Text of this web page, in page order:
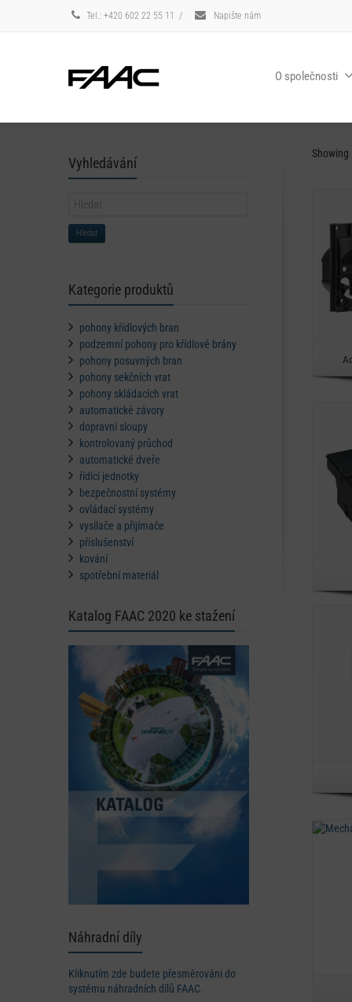
Tel.: +420 602 22 55 11 / Napište nám
O společnosti
Vyhledávání
Hledat
Kategorie produktů
pohony křídlových bran
podzemní pohony pro křídlové brány
pohony posuvných bran
pohony sekčních vrat
pohony skládacích vrat
automatické závory
dopravní sloupy
kontrolovaný průchod
automatické dveře
řídící jednotky
bezpečnostní systémy
ovládací systémy
vysílače a přijímače
příslušenství
kování
spotřební materiál
Katalog FAAC 2020 ke stažení
Náhradní díly
Kliknutím zde budete přesměrováni do
systému náhradních dílů FAAC.